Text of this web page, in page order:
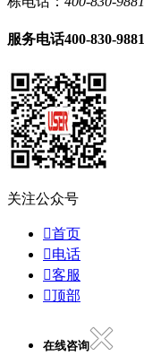
服务电话400-830-9881
关注公众号
首页
电话
客服
顶部
在线咨询